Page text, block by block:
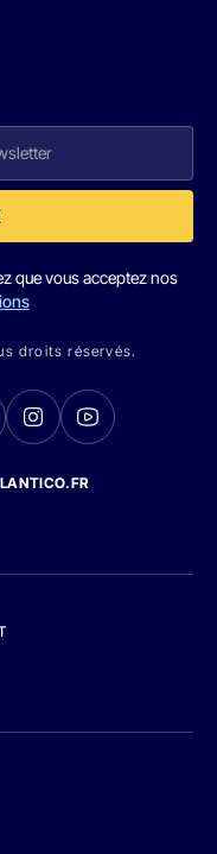
que vous acceptez nos
droits réservés.